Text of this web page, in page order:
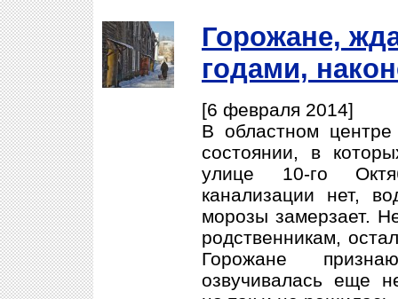
Горожане,
годами,
[6 февраля 2014]
В областном
состоянии, в
улице 10-го
канализации нет,
морозы замерзает.
родственникам,
Горожане
озвучивалась еще